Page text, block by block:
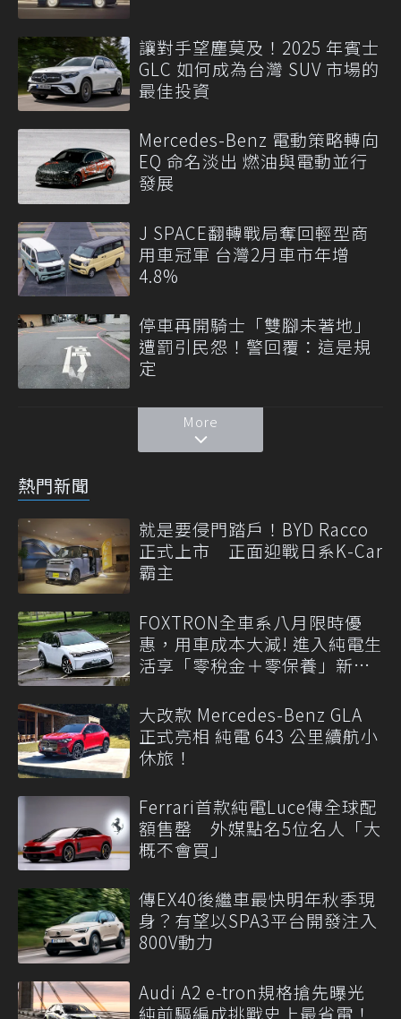
讓對手望塵莫及！2025 年賓士
GLC 如何成為台灣 SUV 市場的
最佳投資
Mercedes-Benz 電動策略轉向
EQ 命名淡出 燃油與電動並行
發展
J SPACE翻轉戰局奪回輕型商
用車冠軍 台灣2月車市年增
4.8%
停車再開騎士「雙腳未著地」
遭罰引民怨！警回覆：這是規
定
More
熱門新聞
就是要侵門踏戶！BYD Racco
正式上市 正面迎戰日系K-Car
霸主
FOXTRON全車系八月限時優
惠，用車成本大減! 進入純電生
活享「零稅金＋零保養」新時
大改款 Mercedes-Benz GLA
正式亮相 純電 643 公里續航小
休旅！
Ferrari首款純電Luce傳全球配
額售罄 外媒點名5位名人「大
概不會買」
傳EX40後繼車最快明年秋季現
身？有望以SPA3平台開發注入
800V動力
Audi A2 e-tron規格搶先曝光
純前驅編成挑戰史上最省電！